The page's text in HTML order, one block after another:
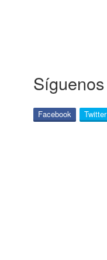
Síguenos
Facebook Twitter